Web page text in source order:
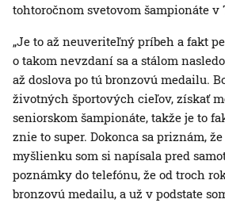
tohtoročnom svetovom šampionáte v
„Je to až neuveriteľný príbeh a fakt
o takom nevzdaní sa a stálom
až doslova po tú bronzovú medailu.
životných športových cieľov, získať
seniorskom šampionáte, takže je to
znie to super. Dokonca sa priznám,
myšlienku som si napísala pred
poznámky do telefónu, že od troch
bronzovú medailu, a už v podstate